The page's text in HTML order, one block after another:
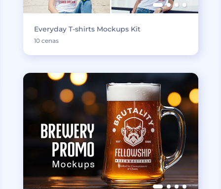
Everyday T-shirts Mockups Kit
10 cenas